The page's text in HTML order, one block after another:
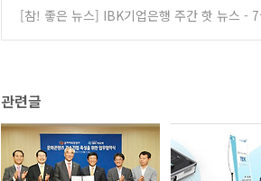
[참! 좋은 뉴스] IBK기업은행 주간 핫 뉴스 -
관련글